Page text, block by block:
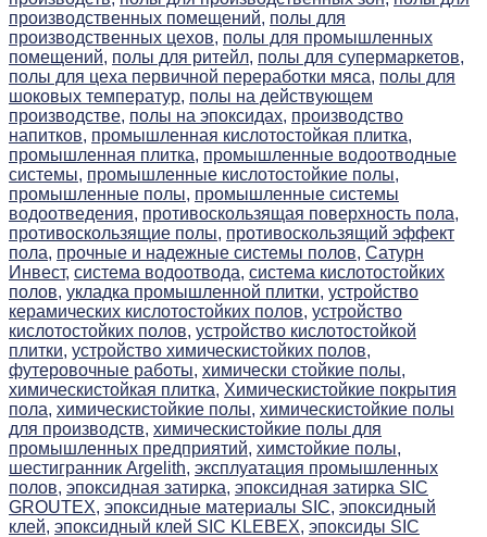
производственных помещений, полы для
производственных цехов, полы для промышленных
помещений, полы для ритейл, полы для супермаркетов,
полы для цеха первичной переработки мяса, полы для
шоковых температур, полы на действующем
производстве, полы на эпоксидах, производство
напитков, промышленная кислотостойкая плитка,
промышленная плитка, промышленные водоотводные
системы, промышленные кислотостойкие полы,
промышленные полы, промышленные системы
водоотведения, противоскользящая поверхность пола,
противоскользящие полы, противоскользящий эффект
пола, прочные и надежные системы полов, Сатурн
Инвест, система водоотвода, система кислотостойких
полов, укладка промышленной плитки, устройство
керамических кислотостойких полов, устройство
кислотостойких полов, устройство кислотостойкой
плитки, устройство химическистойких полов,
футеровочные работы, химически стойкие полы,
химическистойкая плитка, Химическистойкие покрытия
пола, химическистойкие полы, химическистойкие полы
для производств, химическистойкие полы для
промышленных предприятий, химстойкие полы,
шестигранник Argelith, эксплуатация промышленных
полов, эпоксидная затирка, эпоксидная затирка SIC
GROUTEX, эпоксидные материалы SIC, эпоксидный
клей, эпоксидный клей SIC KLEBEX, эпоксиды SIC